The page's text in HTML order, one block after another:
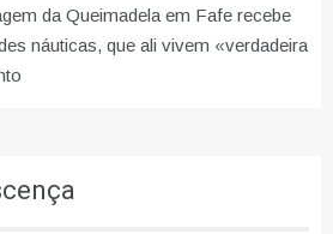
da Queimadela em Fafe recebe
náuticas, que ali vivem «verdadeira